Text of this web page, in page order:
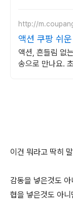
http://
액션 쿠팡 쉬
액션, 흔들림 없
송으로 만나요.
이건 뭐라고 딱히
감동을 넣은것도
협을 넣은것도 아